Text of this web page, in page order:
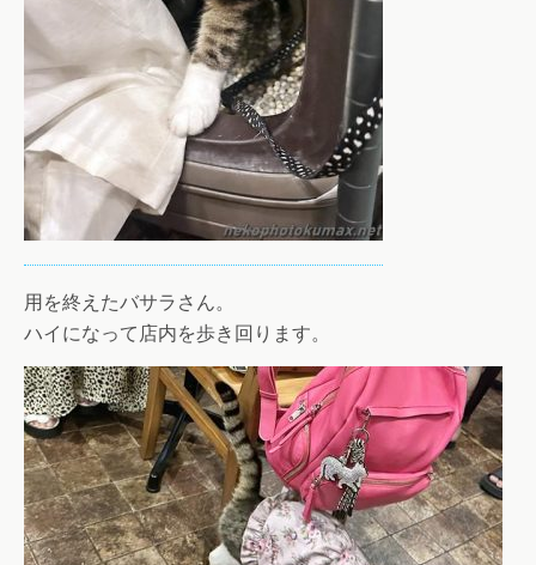
用を終えたバサラさん。
ハイになって店内を歩き回ります。